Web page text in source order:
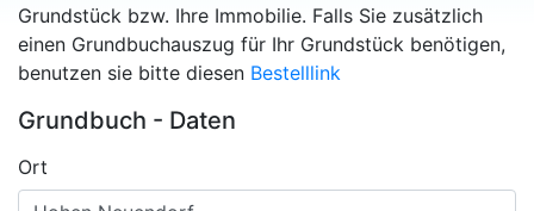
Grundstück bzw. Ihre Immobilie. Falls Sie zusätzlich
einen Grundbuchauszug für Ihr Grundstück benötigen,
benutzen sie bitte diesen Bestelllink
Grundbuch - Daten
Ort